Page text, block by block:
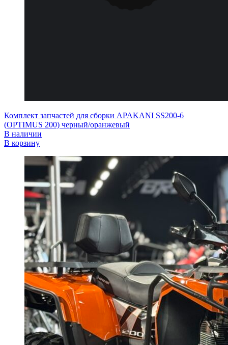
Комплект запчастей для сборки APAKANI SS200-6
(OPTIMUS 200) черный/оранжевый
В наличии
В корзину